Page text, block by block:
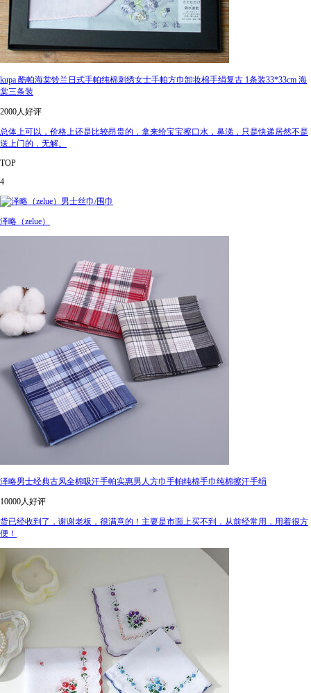
kupa 酷帕海棠铃兰日式手帕纯棉刺绣女士手帕方巾卸妆棉手绢复古 1条装33*33cm 海
棠三条装
2000人好评
总体上可以，价格上还是比较昂贵的，拿来给宝宝擦口水，鼻涕，只是快递居然不是
送上门的，无解。
TOP
4
泽略（zelue）
泽略男士经典古风全棉吸汗手帕实惠男人方巾手帕纯棉手巾纯棉擦汗手绢
10000人好评
货已经收到了，谢谢老板，很满意的！主要是市面上买不到，从前经常用，用着很方
便！